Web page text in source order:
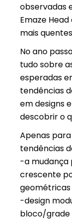
observadas
Emaze
mais
No ano
tudo sobre
esperadas
tendências
em designs
descobrir o
Apenas
tendências
-a mudança
crescente
-design
bloco/grade